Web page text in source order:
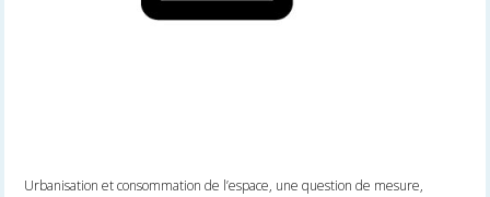
Urbanisation et consommation de l’espace, une question de mesure,